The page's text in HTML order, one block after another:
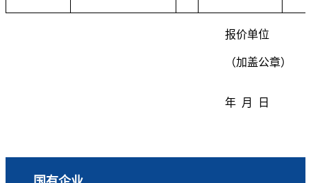
报价单位
（加盖公章）
年 月 日